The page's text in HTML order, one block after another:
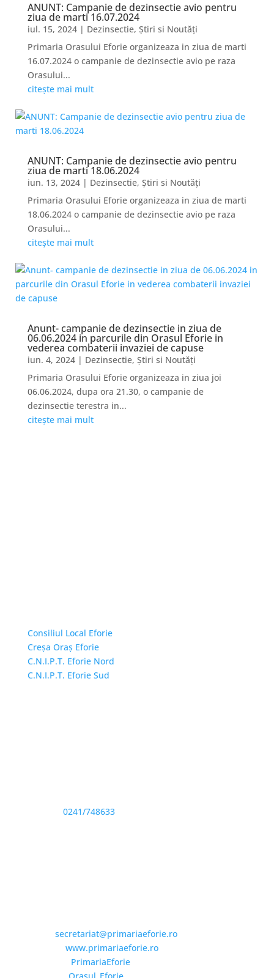
ANUNT: Campanie de dezinsectie avio pentru
ziua de marti 16.07.2024
iul. 15, 2024| Dezinsectie, Știri si Noutăți
Primaria Orasului Eforie organizeaza in ziua de marti
16.07.2024 o campanie de dezinsectie avio pe raza
Orasului...
citește mai mult
ANUNT: Campanie de dezinsectie avio pentru
ziua de marti 18.06.2024
iun. 13, 2024| Dezinsectie, Știri si Noutăți
Primaria Orasului Eforie organizeaza in ziua de marti
18.06.2024 o campanie de dezinsectie avio pe raza
Orasului...
citește mai mult
Anunt- campanie de dezinsectie in ziua de
06.06.2024 in parcurile din Orasul Eforie in
vederea combaterii invaziei de capuse
iun. 4, 2024| Dezinsectie, Știri si Noutăți
Primaria Orasului Eforie organizeaza in ziua joi
06.06.2024, dupa ora 21.30, o campanie de
dezinsectie terestra in...
citește mai mult
Consiliul Local Eforie
Creșa Oraș Eforie
C.N.I.P.T. Eforie Nord
C.N.I.P.T. Eforie Sud
0241/748633
secretariat@primariaeforie.ro
www.primariaeforie.ro
PrimariaEforie